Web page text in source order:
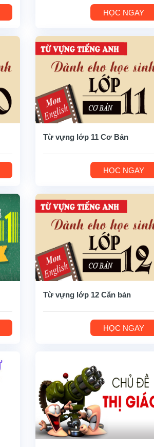
HỌC NGAY
Từ vựng lớp 11 Cơ Bản
HỌC NGAY
Từ vựng lớp 12 Căn bản
HỌC NGAY